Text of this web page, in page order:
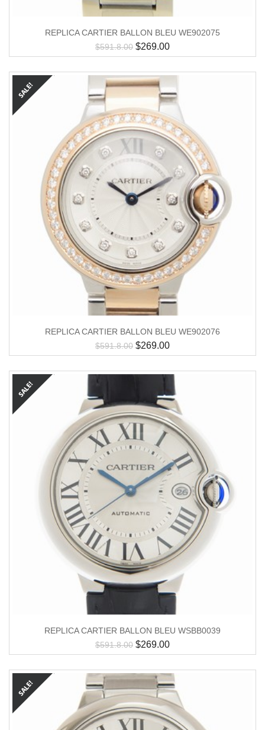
REPLICA CARTIER BALLON BLEU WE902075
$591.8.00 $269.00
REPLICA CARTIER BALLON BLEU WE902076
$591.8.00 $269.00
REPLICA CARTIER BALLON BLEU WSBB0039
$591.8.00 $269.00